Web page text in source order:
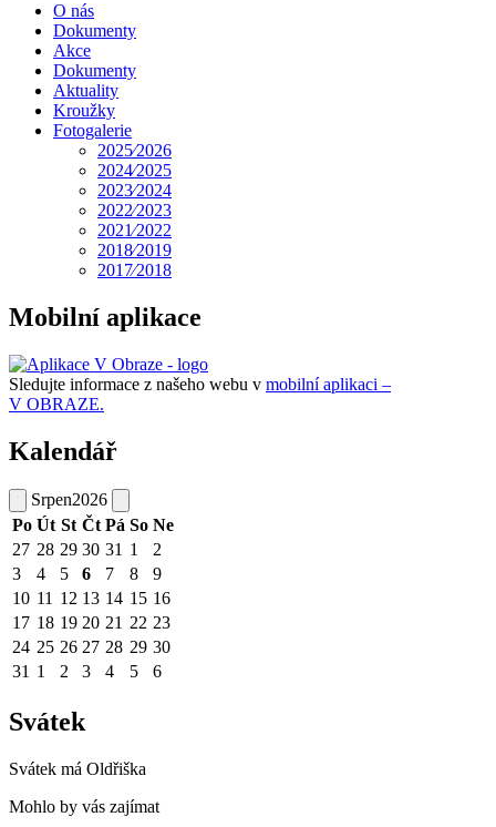
O nás
Dokumenty
Akce
Dokumenty
Aktuality
Kroužky
Fotogalerie
2025⁄2026
2024⁄2025
2023⁄2024
2022⁄2023
2021⁄2022
2018⁄2019
2017⁄2018
Mobilní aplikace
Sledujte informace z našeho webu v mobilní aplikaci –
V OBRAZE.
Kalendář
Srpen2026
Po Út St Čt Pá So Ne
27 28 29 30 31 1
2
3
4 5 6 7 8
9
10 11 12 13 14 15 16
17 18 19 20 21 22 23
24 25 26 27 28 29 30
31 1 2 3 4 5 6
Svátek
Svátek má Oldřiška
Mohlo by vás zajímat